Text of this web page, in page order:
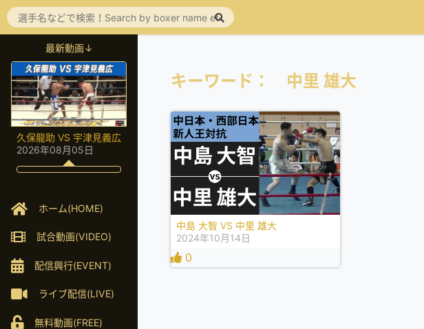
最新動画↓
久保龍助 VS 宇津見義広
2026年08月05日
ホーム(HOME)
試合動画(VIDEO)
配信興行(EVENT)
ライブ配信(LIVE)
無料動画(FREE)
キーワード： 中里 雄大
中島 大智 VS 中里 雄大
2024年10月14日
0